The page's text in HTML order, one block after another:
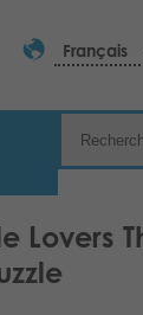
Français
Lovers